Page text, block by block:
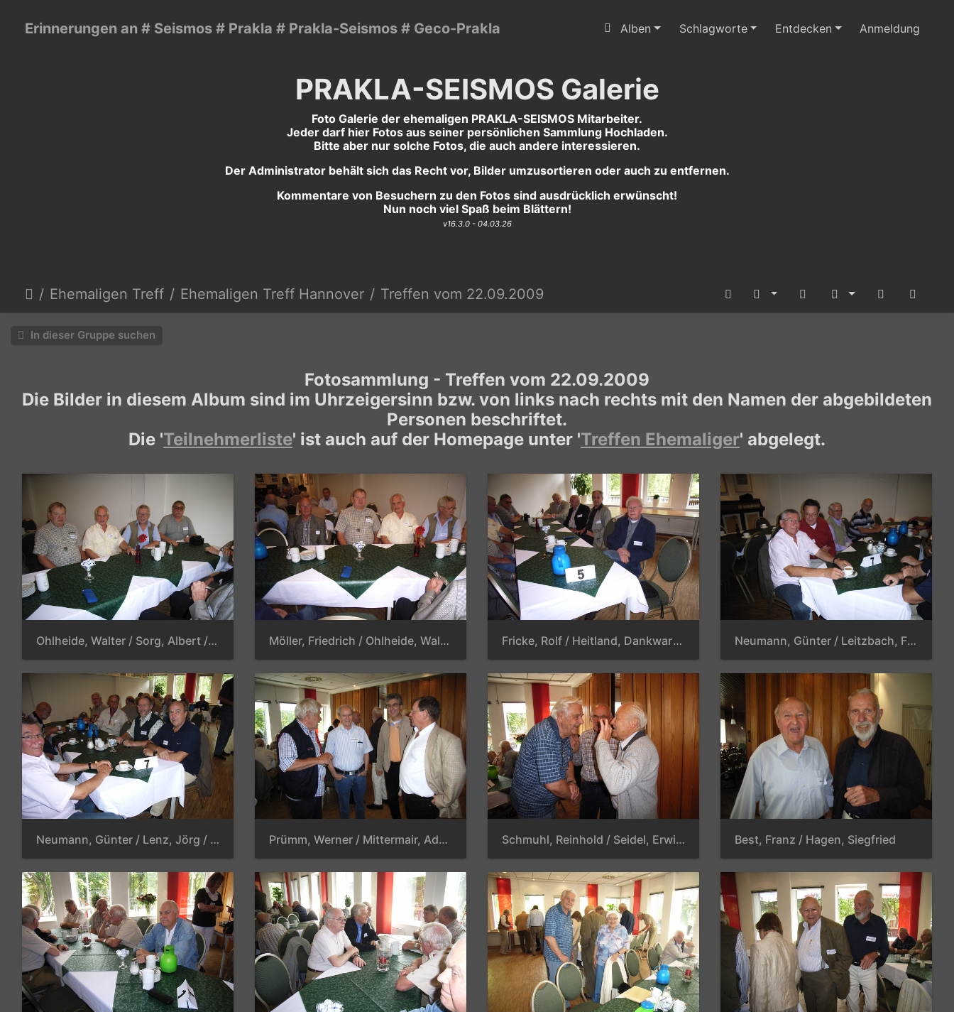
Erinnerungen an # Seismos # Prakla # Prakla-Seismos # Geco-Prakla Alben Schlagworte Entdecken Anmeldung
PRAKLA-SEISMOS Galerie
Foto Galerie der ehemaligen PRAKLA-SEISMOS Mitarbeiter.
Jeder darf hier Fotos aus seiner persönlichen Sammlung Hochladen.
Bitte aber nur solche Fotos, die auch andere interessieren.
Der Administrator behält sich das Recht vor, Bilder umzusortieren oder auch zu entfernen.
Kommentare von Besuchern zu den Fotos sind ausdrücklich erwünscht!
Nun noch viel Spaß beim Blättern!
v16.3.0 - 04.03.26
Ehemaligen Treff Ehemaligen Treff Hannover Treffen vom 22.09.2009
In dieser Gruppe suchen
Fotosammlung - Treffen vom 22.09.2009
Die Bilder in diesem Album sind im Uhrzeigersinn bzw. von links nach rechts mit den Namen der abgebildeten
Personen beschriftet.
Die 'Teilnehmerliste' ist auch auf der Homepage unter 'Treffen Ehemaliger' abgelegt.
Ohlheide, Walter / Sorg, Albert / Fricke, Rolf / Heitland, Dankwart Möller, Friedrich / Ohlheide, Walter / Sorg, Albert / Fricke, Rolf Fricke, Rolf / Heitland, Dankwart / Fieguth, Udo / Unkelhäuser, Anton / Vach, Jürgen / Reinhold, Hans-Joachim Neumann, Günter / Leitzbach, Frank / Großmann, Manfred / Lenz, Jörg
Neumann, Günter / Lenz, Jörg / Dettmann, Jürgen / Meinicke, Günter / Meyer, Hans-Herwald / Otte, Jürgen Prümm, Werner / Mittermair, Adolf / Masche, Bernd / Ott, Dieter Schmuhl, Reinhold / Seidel, Erwin / Schön, Wilfried Best, Franz / Hagen, Siegfried